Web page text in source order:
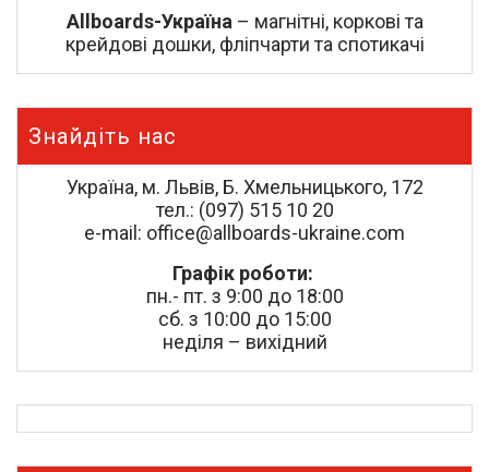
Allboards-Україна – магнітні, коркові та
крейдові дошки, фліпчарти та спотикачі
Знайдіть нас
Україна, м. Львів, Б. Хмельницького, 172
тел.: (097) 515 10 20
e-mail: office@allboards-ukraine.com
Графік роботи:
пн.- пт. з 9:00 до 18:00
сб. з 10:00 до 15:00
неділя – вихідний